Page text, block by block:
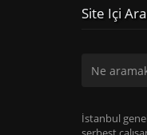
Site Içi
İstanbul